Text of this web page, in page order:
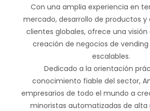
Con una amplia experiencia en
mercado, desarrollo de productos y
clientes globales, ofrece una visión
creación de negocios de
escalables.
Dedicado a la orientación
conocimiento fiable del sector,
empresarios de todo el mundo a
minoristas automatizadas de alta